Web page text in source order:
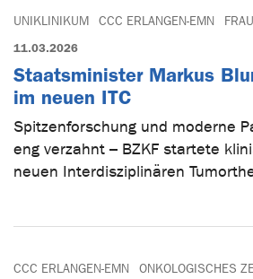
UNIKLINIKUM CCC ERLANGEN-EMN
11.03.2026
Staatsminister Markus
im neuen ITC
Spitzenforschung und moderne
eng verzahnt – BZKF startete
neuen Interdisziplinären
CCC ERLANGEN-EMN ONKOLOGISCHES